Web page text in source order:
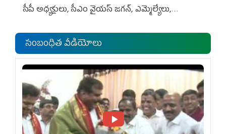
సీపీ అధ్య‌క్షులు, సీఎం వైయ‌స్ జ‌గ‌న్, ఎమ్మెల్యేలు,
సంబంధిత వీడియోలు